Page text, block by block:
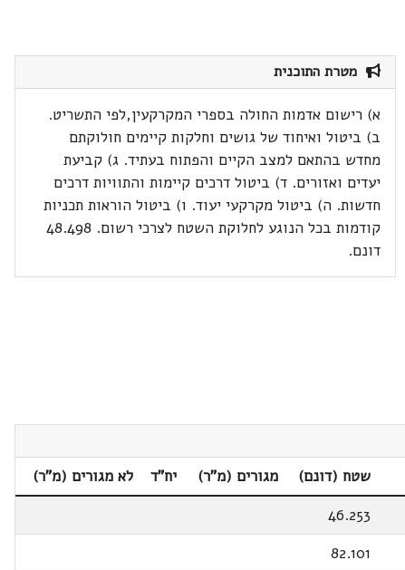
מטרת התוכנית
א) רישום אדמות החולה בספרי המקרקעין,לפי התשריט.
ב) ביטול ואיחוד של גושים וחלקות קיימים חולוקתם
מחדש בהתאם למצב הקיים והפתוח בעתיד. ג) קביעת
יעדים ואזורים. ד) ביטול דרכים קיימות והתוויות דרכים
חדשות. ה) ביטול מקרקעי יעוד. ו) ביטול הוראות תכניות
קודמות בכל הנוגע לחלוקת השטח לצרכי רשום. 48.498
דונם.
שטח (דונם) מגורים (מ"ר) יח"ד
לא מגורים (מ"ר)
46.253
82.101